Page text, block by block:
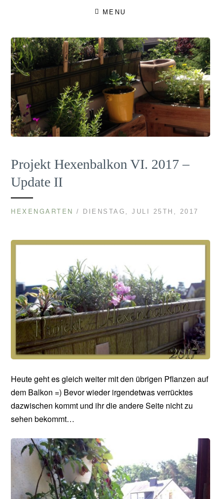
MENU
Projekt Hexenbalkon VI. 2017 –
Update II
HEXENGARTEN / DIENSTAG, JULI 25TH, 2017
Heute geht es gleich weiter mit den übrigen Pflanzen auf
dem Balkon =) Bevor wieder irgendetwas verrücktes
dazwischen kommt und ihr die andere Seite nicht zu
sehen bekommt…